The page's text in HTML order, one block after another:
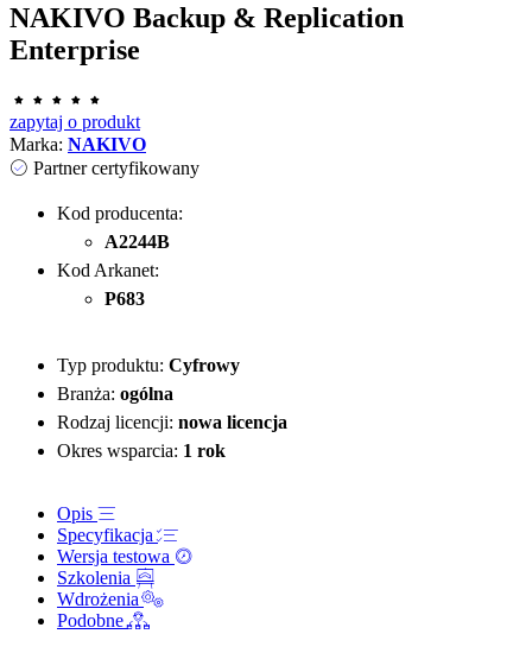
NAKIVO Backup & Replication
Enterprise
zapytaj o produkt
Marka: NAKIVO
Partner certyfikowany
Kod producenta:
A2244B
Kod Arkanet:
P683
Typ produktu: Cyfrowy
Branża: ogólna
Rodzaj licencji: nowa licencja
Okres wsparcia: 1 rok
Opis
Specyfikacja
Wersja testowa
Szkolenia
Wdrożenia
Podobne